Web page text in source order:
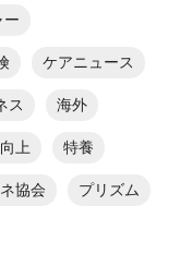
ー
ケアニュース
ス 海外
上 特養
協会 プリズム